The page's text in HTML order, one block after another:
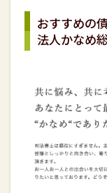
おすすめの
法人かなめ